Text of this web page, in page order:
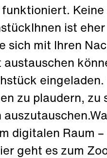
funktioniert.
ist
sich mit Ihren
zu plaudern, zu
digitalen Raum
geht es zum